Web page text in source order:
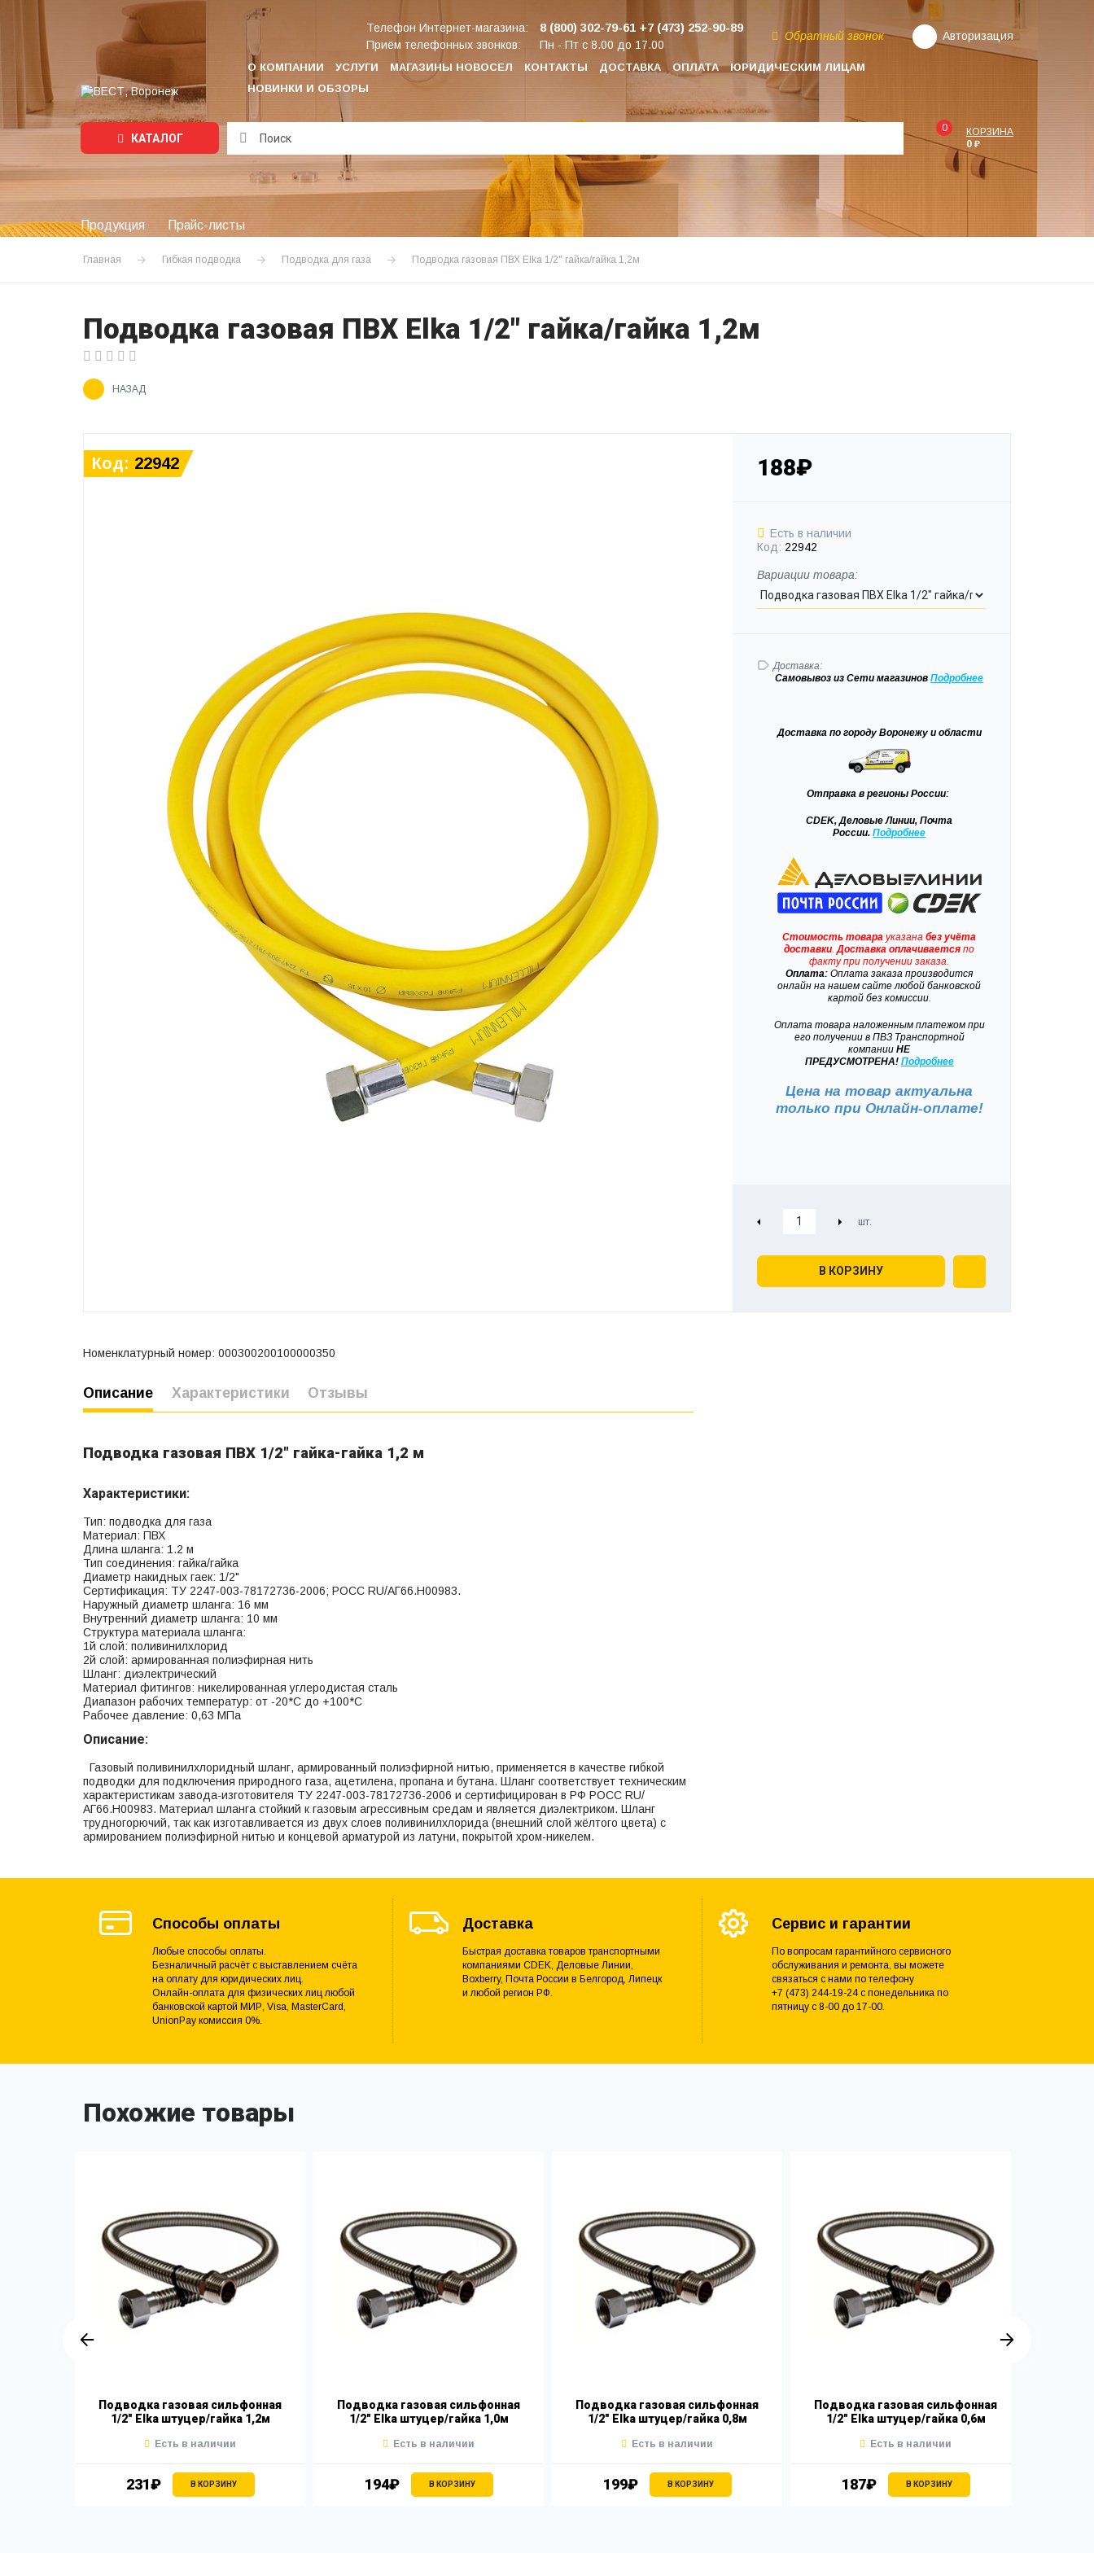
О КОМПАНИИ УСЛУГИ МАГАЗИНЫ НОВОСЕЛ КОНТАКТЫ ДОСТАВКА ОПЛАТА
ЮРИДИЧЕСКИМ ЛИЦАМ
НОВИНКИ И ОБЗОРЫ
Телефон Интернет-магазина: 8 (800) 302-79-61 +7 (473) 252-90-89
Приём телефонных звонков: Пн - Пт с 8.00 до 17.00
Обратный звонок Авторизация
КАТАЛОГ
Подождите...
0
КОРЗИНА
0 ₽
Продукция Прайс-листы
Главная Гибкая подводка Подводка для газа Подводка газовая ПВХ Elka 1/2" гайка/гайка 1,2м
Подводка газовая ПВХ Elka 1/2" гайка/гайка 1,2м
НАЗАД
Код: 22942 188₽
Есть в наличии
Код: 22942
Вариации товара:
Доставка:
Самовывозиз Сети магазиновПодробнее
Доставкапо городу Воронежу и области
Отправка в регионы России:
CDEK, Деловые Линии, Почта
России.Подробнее
Стоимость товара указанабез учёта
доставки .Доставка оплачивается по
факту при получении заказа.
Оплата: Оплата заказа производится
онлайн на нашем сайте любой банковской
картой без комиссии.
Оплата товара наложенным платежом при
его получении в ПВЗ Транспортной
компании НЕ
ПРЕДУСМОТРЕНА! Подробнее
Цена на товар актуальна
только при Онлайн-оплате!
В КОРЗИНУ
Номенклатурный номер: 000300200100000350
Описание Характеристики Отзывы
Подводка газовая ПВХ 1/2" гайка-гайка 1,2 м
Характеристики:
Тип: подводка для газа
Материал: ПВХ
Длина шланга: 1.2 м
Тип соединения: гайка/гайка
Диаметр накидных гаек: 1/2"
Сертификация: ТУ 2247-003-78172736-2006; РОСС RU/АГ66.Н00983.
Наружный диаметр шланга: 16 мм
Внутренний диаметр шланга: 10 мм
Структура материала шланга:
1й слой: поливинилхлорид
2й слой: армированная полиэфирная нить
Шланг: диэлектрический
Материал фитингов: никелированная углеродистая сталь
Диапазон рабочих температур: от -20*С до +100*С
Рабочее давление: 0,63 МПа
Описание:
Газовый поливинилхлоридный шланг, армированный полиэфирной нитью, применяется в качестве гибкой
подводки для подключения природного газа, ацетилена, пропана и бутана. Шланг соответствует техническим
характеристикам завода-изготовителя ТУ 2247-003-78172736-2006 и сертифицирован в РФ РОСС RU/
АГ66.Н00983. Материал шланга стойкий к газовым агрессивным средам и является диэлектриком. Шланг
трудногорючий, так как изготавливается из двух слоев поливинилхлорида (внешний слой жёлтого цвета) с
армированием полиэфирной нитью и концевой арматурой из латуни, покрытой хром-никелем.
Способы оплаты
Любые способы оплаты.
Безналичный расчёт с выставлением счёта
на оплату для юридических лиц.
Онлайн-оплата для физических лиц любой
банковской картой МИР, Visa, MasterCard,
UnionPay комиссия 0%.
Доставка
Быстрая доставка товаров транспортными
компаниями CDEK, Деловые Линии,
Boxberry, Почта России в Белгород, Липецк
и любой регион РФ.
Сервис и гарантии
По вопросам гарантийного сервисного
обслуживания и ремонта, вы можете
связаться с нами по телефону
+7 (473) 244-19-24 с понедельника по
пятницу с 8-00 до 17-00.
Похожие товары
Подводка газовая сильфонная
1/2" Elka штуцер/гайка 1,2м
231₽ В КОРЗИНУ
Есть в наличии
Подводка газовая сильфонная
1/2" Elka штуцер/гайка 1,0м
194₽ В КОРЗИНУ
Есть в наличии
Подводка газовая сильфонная
1/2" Elka штуцер/гайка 0,8м
199₽ В КОРЗИНУ
Есть в наличии
Подводка газовая сильфонная
1/2" Elka штуцер/гайка 0,6м
187₽ В КОРЗИНУ
Есть в наличии